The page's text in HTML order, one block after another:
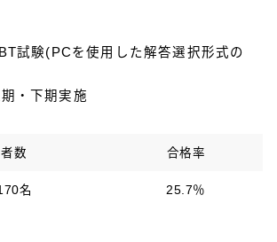
試験(PCを使用した解答選択形式の
・下期実施
数 合格率
名 25.7％